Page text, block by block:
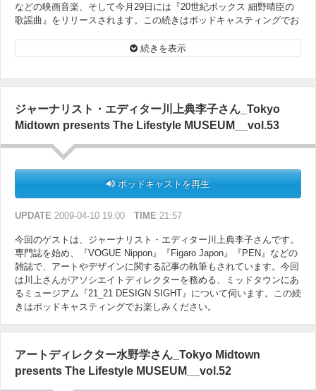
などの映画音楽、そして今月29日には『20世紀ボックス 細野晴臣の
歌謡曲』をリリースされます。この続きはポッドキャスティングでお
続きを表示
ジャーナリスト・エディター川上典李子さん_Tokyo
Midtown presents The Lifestyle MUSEUM__vol.53
ポッドキャストを再生
UPDATE 2009-04-10 19:00 TIME 21:57
今回のゲストは、ジャーナリスト・エディター川上典李子さんです。
専門誌を始め、『VOGUE Nippon』『Figaro Japon』『PEN』などの
雑誌で、アートやデザインに関する記事の執筆もされています。今回
は川上さんがアソシエイトディレクターを務める、ミッドタウンにあ
るミュージアム『21_21 DESIGN SIGHT』について伺います。この続
きはポッドキャスティングでお楽しみください。
アートディレクター水野学さん_Tokyo Midtown
presents The Lifestyle MUSEUM__vol.52